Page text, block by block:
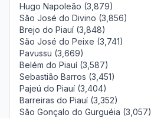
Hugo Napoleão (3,879)
São José do Divino (3,856)
Brejo do Piauí (3,848)
São José do Peixe (3,741)
Pavussu (3,669)
Belém do Piauí (3,587)
Sebastião Barros (3,451)
Pajeú do Piauí (3,404)
Barreiras do Piauí (3,352)
São Gonçalo do Gurguéia (3,057)